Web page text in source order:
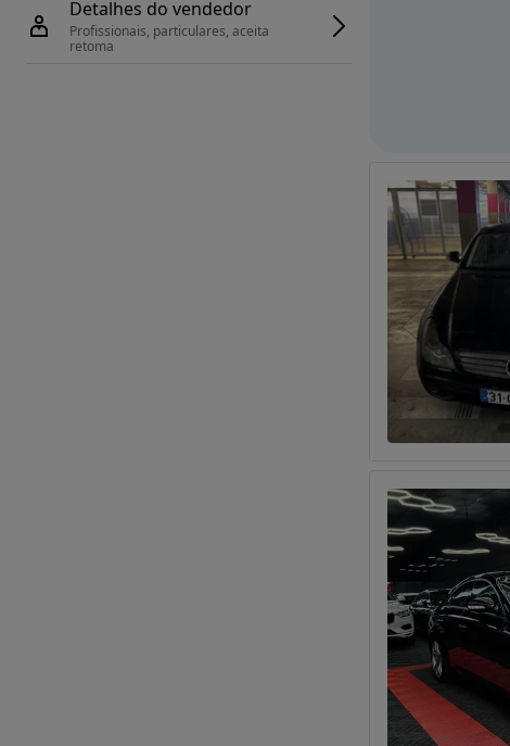
Detalhes do vendedor
Profissionais, particulares, aceita
retoma